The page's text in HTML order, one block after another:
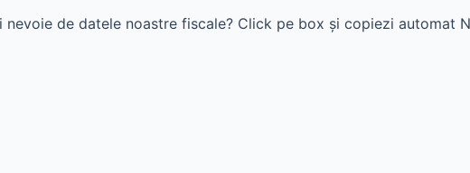
de datele noastre fiscale? Click pe box și copiezi automat